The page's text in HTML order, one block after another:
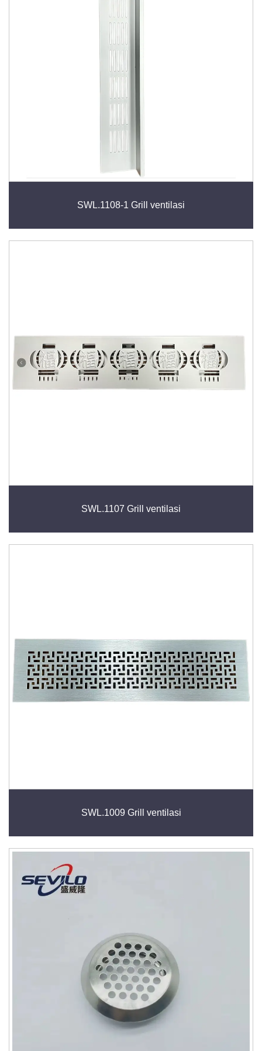
perabot sekaligus menjaga tampilan yang bersih dan
estetis. Sangat ideal untuk solusi penyimpanan baik di
cara sederhana namun efektif untuk meningkatkan
SWL.1108-1 Grill ventilasi
SWL.1107 Grill ventilasi
SWL.1009 Grill ventilasi